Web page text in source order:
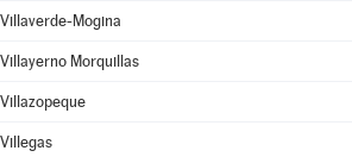
Villaverde-Mogina
Villayerno Morquillas
Villazopeque
Villegas